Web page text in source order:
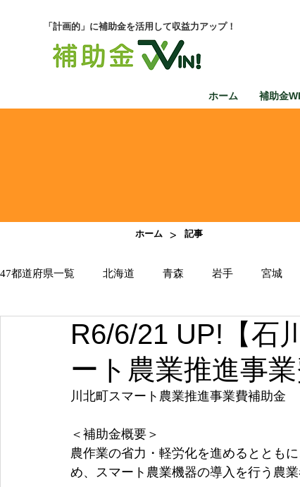
「計画的」に補助金を活用して収益力アップ！
ホーム 補助金
ホーム > 記事
47都道府県一覧 北海道 青森 岩手 宮城
千葉 東京 神奈川 新潟
滋賀 京都 大阪 兵庫
R6/6/21 UP!【石
ート農業推進事
川北町スマート農業推進事業費補助金
＜補助金概要＞
農作業の省力・軽労化を進めるととも
め、スマート農業機器の導入を行う農